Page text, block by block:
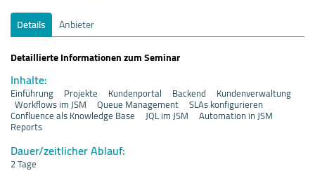
Details
Anbieter
Detaillierte Informationen zum Seminar
Inhalte:
Einführung Projekte Kundenportal Backend Kundenverwaltung
Workflows im JSM Queue Management SLAs konfigurieren
Confluence als Knowledge Base JQL im JSM Automation in JSM
Reports
Dauer/zeitlicher Ablauf:
2 Tage